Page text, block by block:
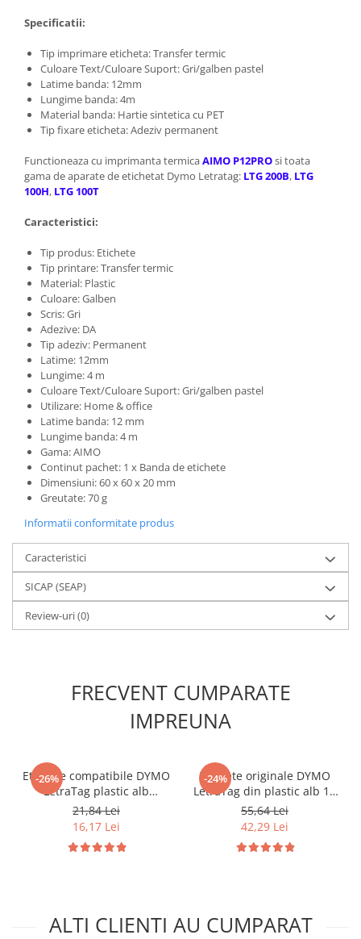
Specificatii:
Tip imprimare eticheta: Transfer termic
Culoare Text/Culoare Suport: Gri/galben pastel
Latime banda: 12mm
Lungime banda: 4m
Material banda: Hartie sintetica cu PET
Tip fixare eticheta: Adeziv permanent
Functioneaza cu imprimanta termicaAIMO P12PROsi toata
gama de aparate de etichetat Dymo Letratag: LTG 200B, LTG
100H, LTG 100T
Caracteristici:
Tip produs: Etichete
Tip printare: Transfer termic
Material: Plastic
Culoare: Galben
Scris: Gri
Adezive: DA
Tip adeziv: Permanent
Latime: 12mm
Lungime: 4 m
Culoare Text/Culoare Suport: Gri/galben pastel
Utilizare: Home & office
Latime banda: 12 mm
Lungime banda: 4 m
Gama: AIMO
Continut pachet: 1 x Banda de etichete
Dimensiuni: 60 x 60 x 20 mm
Greutate: 70 g
Informatii conformitate produs
Caracteristici
SICAP (SEAP)
Review-uri(0)
FRECVENT CUMPARATE
IMPREUNA
-26%
Etichete compatibile DYMO
LetraTag plastic alb
S0721660 pentru
organizare acasă, birou și
școală
21,84 Lei
16,17 Lei
-24%
Etichete originale DYMO
LetraTag din plastic alb 12
mm pentru organizare
acasa, birou si scoala
S0721660
55,64 Lei
42,29 Lei
ALTI CLIENTI AU CUMPARAT